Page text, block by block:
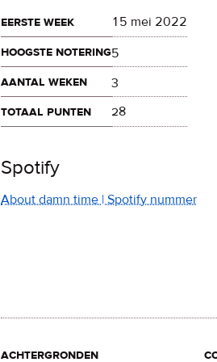
eerste week
15 mei 2022
hoogste notering5
aantal weken
3
totaal punten
28
Spotify
About damn time | Spotify nummer
achtergronden